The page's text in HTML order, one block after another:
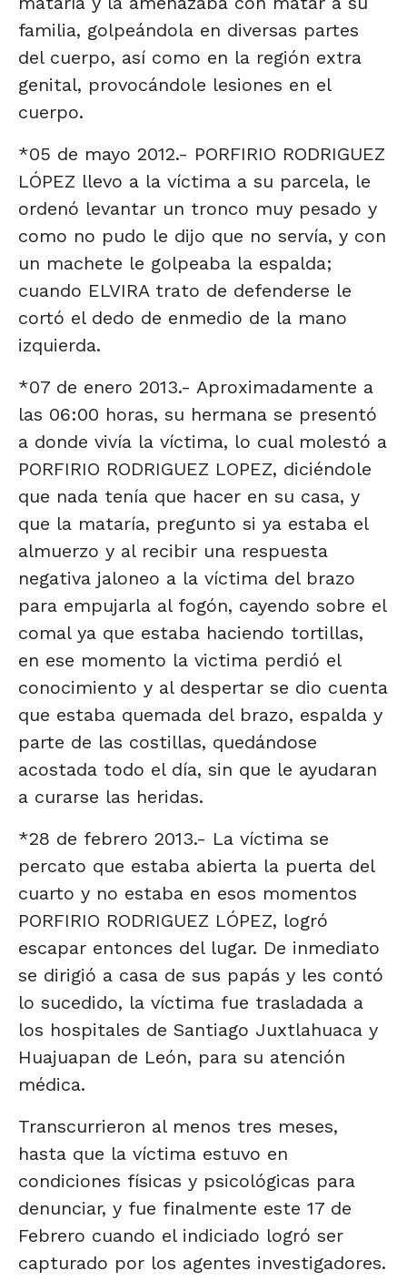
familia, golpeándola en diversas partes
del cuerpo, así como en la región extra
genital, provocándole lesiones en el
cuerpo.
*05 de mayo 2012.- PORFIRIO RODRIGUEZ
LÓPEZ llevo a la víctima a su parcela, le
ordenó levantar un tronco muy pesado y
como no pudo le dijo que no servía, y con
un machete le golpeaba la espalda;
cuando ELVIRA trato de defenderse le
cortó el dedo de enmedio de la mano
izquierda.
*07 de enero 2013.- Aproximadamente a
las 06:00 horas, su hermana se presentó
a donde vivía la víctima, lo cual molestó a
PORFIRIO RODRIGUEZ LOPEZ, diciéndole
que nada tenía que hacer en su casa, y
que la mataría, pregunto si ya estaba el
almuerzo y al recibir una respuesta
negativa jaloneo a la víctima del brazo
para empujarla al fogón, cayendo sobre el
comal ya que estaba haciendo tortillas,
en ese momento la victima perdió el
conocimiento y al despertar se dio cuenta
que estaba quemada del brazo, espalda y
parte de las costillas, quedándose
acostada todo el día, sin que le ayudaran
a curarse las heridas.
*28 de febrero 2013.- La víctima se
percato que estaba abierta la puerta del
cuarto y no estaba en esos momentos
PORFIRIO RODRIGUEZ LÓPEZ, logró
escapar entonces del lugar. De inmediato
se dirigió a casa de sus papás y les contó
lo sucedido, la víctima fue trasladada a
los hospitales de Santiago Juxtlahuaca y
Huajuapan de León, para su atención
médica.
Transcurrieron al menos tres meses,
hasta que la víctima estuvo en
condiciones físicas y psicológicas para
denunciar, y fue finalmente este 17 de
Febrero cuando el indiciado logró ser
capturado por los agentes investigadores.